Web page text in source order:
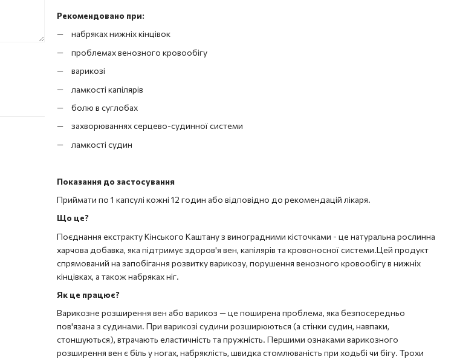
Рекомендовано при:
набряках нижніх кінцівок
проблемах венозного кровообігу
варикозі
ламкості капілярів
болю в суглобах
захворюваннях серцево-судинної системи
ламкості судин
Показання до застосування
Приймати по 1 капсулі кожні 12 годин або відповідно до рекомендацій лікаря.
Що це?
Поєднання екстракту Кінського Каштану з виноградними кісточками - це натуральна рослинна
харчова добавка, яка підтримує здоров'я вен, капілярів та кровоносної системи.Цей продукт
спрямований на запобігання розвитку варикозу, порушення венозного кровообігу в нижніх
кінцівках, а також набряках ніг.
Як це працює?
Варикозне розширення вен або варикоз — це поширена проблема, яка безпосередньо
пов'язана з судинами. При варикозі судини розширюються (а стінки судин, навпаки,
стоншуються), втрачають еластичність та пружність. Першими ознаками варикозного
розширення вен є біль у ногах, набряклість, швидка стомлюваність при ходьбі чи бігу. Трохи